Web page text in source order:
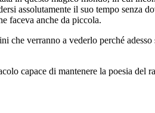
assolutamente il suo tempo senza
faceva anche da piccola.
verranno a vederlo perché
capace di mantenere la poesia